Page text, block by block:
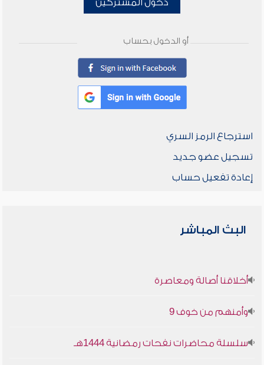
دخول المشتركين
أو الدخول بحساب
استرجاع الرمز السري
تسجيل عضو جديد
إعادة تفعيل حساب
البث المباشر
أخلاقنا أصالة ومعاصرة
وأمنهم من خوف 9
سلسلة محاضرات نفحات رمضانية 1444هـ